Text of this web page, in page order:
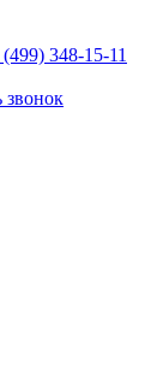
348-15-11
звонок